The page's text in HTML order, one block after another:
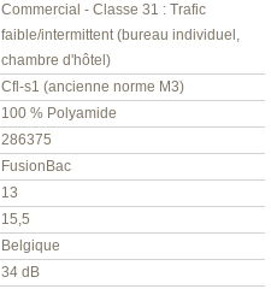
Commercial - Classe 31 : Trafic
faible/intermittent (bureau individuel,
chambre d'hôtel)
Cfl-s1 (ancienne norme M3)
100 % Polyamide
286375
FusionBac
13
15,5
Belgique
34 dB